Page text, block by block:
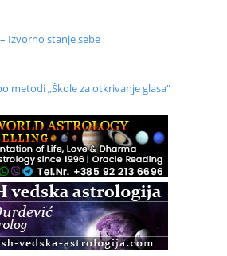
Izvorno stanje sebe
metodi „Škole za otkrivanje glasa“
iz drugih dimenzija Online – otvoreno za
tečaj, Zagreb i Online
stres